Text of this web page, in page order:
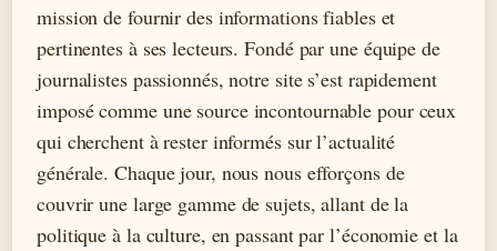
mission de fournir des informations fiables et
pertinentes à ses lecteurs. Fondé par une équipe de
journalistes passionnés, notre site s’est rapidement
imposé comme une source incontournable pour ceux
qui cherchent à rester informés sur l’actualité
générale. Chaque jour, nous nous efforçons de
couvrir une large gamme de sujets, allant de la
politique à la culture, en passant par l’économie et la